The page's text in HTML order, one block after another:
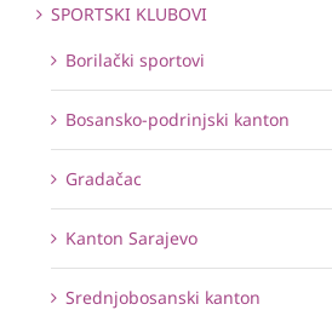
SPORTSKI KLUBOVI
Borilački sportovi
Bosansko-podrinjski kanton
Gradačac
Kanton Sarajevo
Srednjobosanski kanton